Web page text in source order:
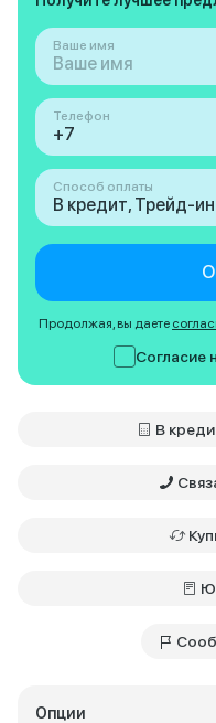
Опции
Ваше имя
Телефон
Способ оплаты
В кредит, Трейд-ин
Продолжая, вы даете
Согласие